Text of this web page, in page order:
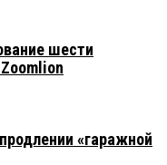
шести
«гаражной